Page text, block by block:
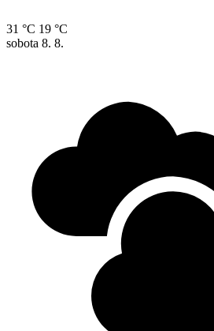
31 °C 19 °C
sobota 8. 8.